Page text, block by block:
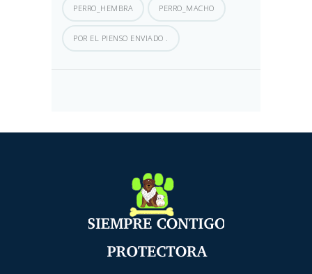
PERRO_HEMBRA PERRO_MACHO
POR EL PIENSO ENVIADO .